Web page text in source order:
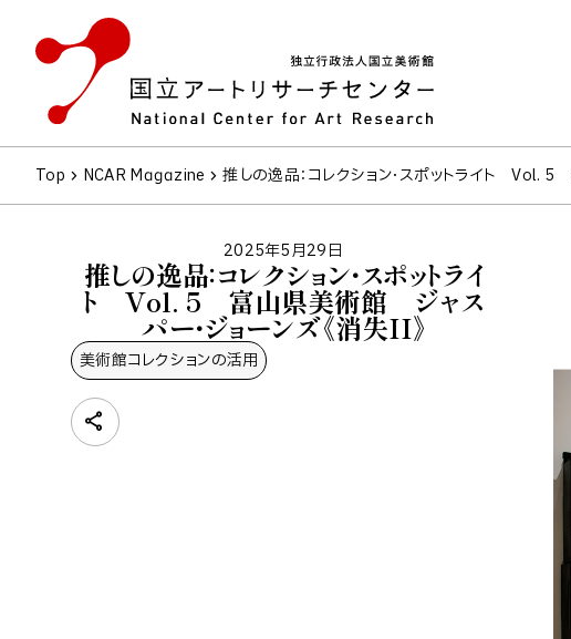
Top NCAR Magazine 推しの逸品：コレクション・スポットライト Vol.
2025年5月29日
推しの逸品：コレクション・スポットライ
ト Vol. 5 富山県美術館 ジャス
パー・ジョーンズ《消失II》
美術館コレクションの​活用